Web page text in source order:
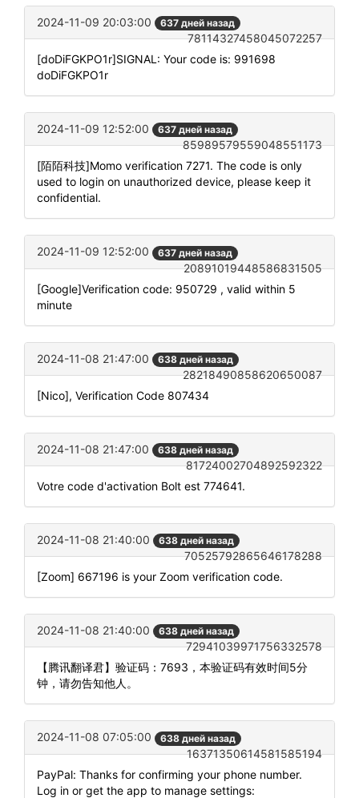
2024-11-09 20:03:00 637 дней назад
78114327458045072257
[doDiFGKPO1r]SIGNAL: Your code is: 991698
doDiFGKPO1r
2024-11-09 12:52:00 637 дней назад
85989579559048551173
[陌陌科技]Momo verification 7271. The code is only
used to login on unauthorized device, please keep it
confidential.
2024-11-09 12:52:00 637 дней назад
20891019448586831505
[Google]Verification code: 950729 , valid within 5
minute
2024-11-08 21:47:00 638 дней назад
28218490858620650087
[Nico], Verification Code 807434
2024-11-08 21:47:00 638 дней назад
81724002704892592322
Votre code d'activation Bolt est 774641.
2024-11-08 21:40:00 638 дней назад
70525792865646178288
[Zoom] 667196 is your Zoom verification code.
2024-11-08 21:40:00 638 дней назад
72941039971756332578
【腾讯翻译君】验证码：7693，本验证码有效时间5分
钟，请勿告知他人。
2024-11-08 07:05:00 638 дней назад
16371350614581585194
PayPal: Thanks for confirming your phone number.
Log in or get the app to manage settings: